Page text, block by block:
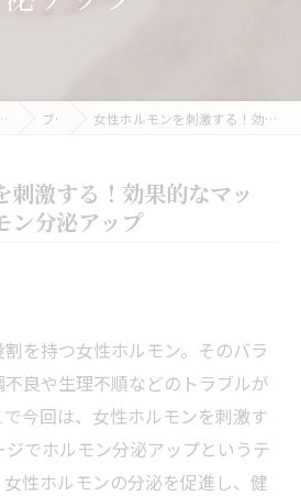
ならMUCHA SUERTE ブログ 女性ホルモンを刺激する！効果的なマッサージでホルモン分泌アップ
刺激する！効果的なマッ
ン分泌アップ
を持つ女性ホルモン。そのバラ
良や生理不順などのトラブルが
今回は、女性ホルモンを刺激す
でホルモン分泌アップというテ
性ホルモンの分泌を促進し、健